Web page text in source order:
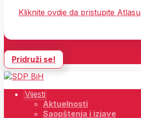
Kliknite ovdje da pristupite Atlasu
Pridruži se!
Vijesti
Aktuelnosti
Saopštenja i izjave